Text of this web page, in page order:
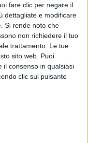
fare clic per negare il
dettagliate e modificare
Si rende noto che
non richiedere il tuo
trattamento. Le tue
sito web. Puoi
il consenso in qualsiasi
clic sul pulsante